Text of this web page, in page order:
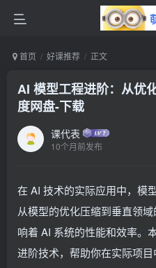
首页 好课推荐 正文
AI 模型工程进阶：从优
度网盘-下载
课代表
10个月前发布
在 AI 技术的实际应用中，模
从模型的优化压缩到垂直领
响着 AI 系统的性能和效率。
进阶技术，帮助你在实际项目